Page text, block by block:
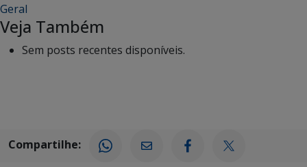
Geral
Veja Também
Sem posts recentes disponíveis.
Compartilhe: